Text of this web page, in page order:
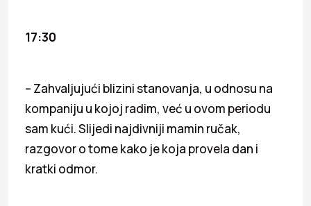
17:30
– Zahvaljujući blizini stanovanja, u odnosu na
kompaniju u kojoj radim, već u ovom periodu
sam kući. Slijedi najdivniji mamin ručak,
razgovor o tome kako je koja provela dan i
kratki odmor.